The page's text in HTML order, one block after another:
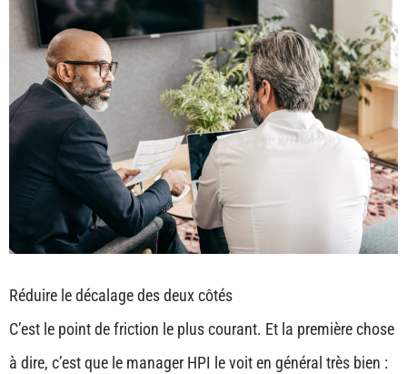
Réduire le décalage des deux côtés
C’est le point de friction le plus courant. Et la première chose
à dire, c’est que le manager HPI le voit en général très bien :